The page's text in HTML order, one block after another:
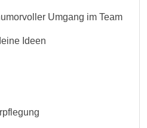
Umgang im Team
Ideen